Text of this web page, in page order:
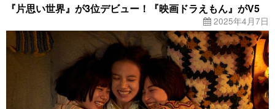
『片思い世界』が3位デビュー！『映画ドラえもん』がV5
2025年4月7日